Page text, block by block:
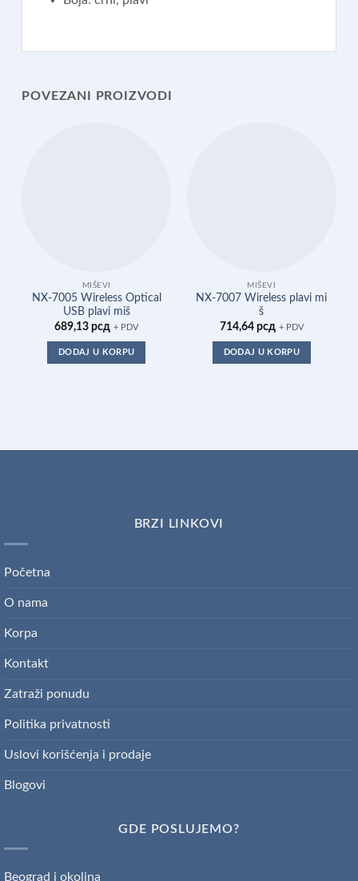
POVEZANI PROIZVODI
MIŠEVI
NX-7005 Wireless Optical
USB plavi miš
689,13рсд + PDV
DODAJ U KORPU
MIŠEVI
NX-7007 Wireless plavi mi
š
714,64 рсд + PDV
DODAJ U KORPU
BRZI LINKOVI
Početna
O nama
Korpa
Kontakt
Zatraži ponudu
Politika privatnosti
Uslovi korišćenja i prodaje
Blogovi
GDE POSLUJEMO?
Beograd i okolina